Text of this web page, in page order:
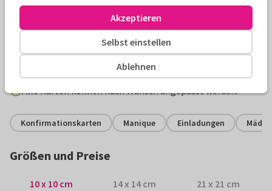
Produktinformation
Stilvolle Einladung zur Konfirmation mit Foto und Schrift in
Gold (wahlweise). (Für quadratische Karten fallen extra
Alle Karten können nach Wunsch angepasst werden.
Konfirmationskarten Manique Einladungen
Größen und Preise
10 x 10 cm 14 x 14 cm 21 x 21 cm
Ablehnen
Selbst einstellen
Akzeptieren